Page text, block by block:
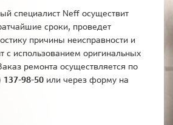
специалист Neff осуществит
сроки, проведет
причины неисправности и
с использованием оригинальных
ремонта осуществляется по
137-98-50 или через форму на